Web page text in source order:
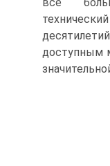
доступным